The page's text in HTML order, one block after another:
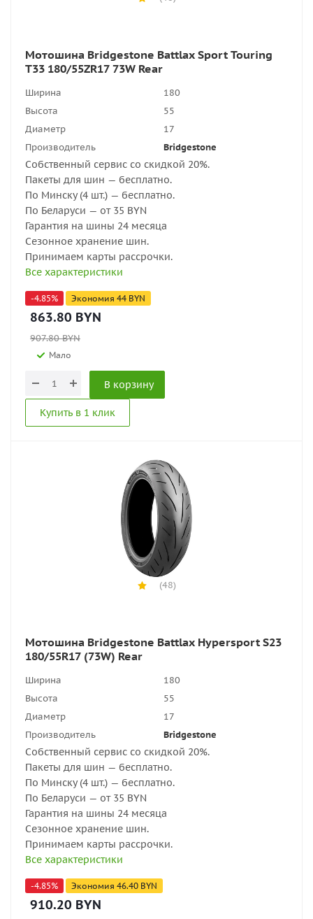
Мотошина Bridgestone Battlax Sport Touring
T33 180/55ZR17 73W Rear
Ширина
180
Высота
55
Диаметр
17
Производитель
Bridgestone
Собственный сервис со скидкой 20%.
Пакеты для шин — бесплатно.
По Минску (4 шт.) — бесплатно.
По Беларуси — от 35 BYN
Гарантия на шины 24 месяца
Сезонное хранение шин.
Принимаем карты рассрочки.
Все характеристики
-4.85% Экономия 44 BYN
863.80 BYN
907.80BYN
Мало
В корзину
Купить в 1 клик
(48)
Мотошина Bridgestone Battlax Hypersport S23
180/55R17 (73W) Rear
Ширина
180
Высота
55
Диаметр
17
Производитель
Bridgestone
Собственный сервис со скидкой 20%.
Пакеты для шин — бесплатно.
По Минску (4 шт.) — бесплатно.
По Беларуси — от 35 BYN
Гарантия на шины 24 месяца
Сезонное хранение шин.
Принимаем карты рассрочки.
Все характеристики
-4.85% Экономия 46.40 BYN
910.20 BYN